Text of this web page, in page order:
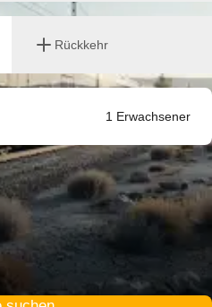
Rückkehr
1 Erwachsener